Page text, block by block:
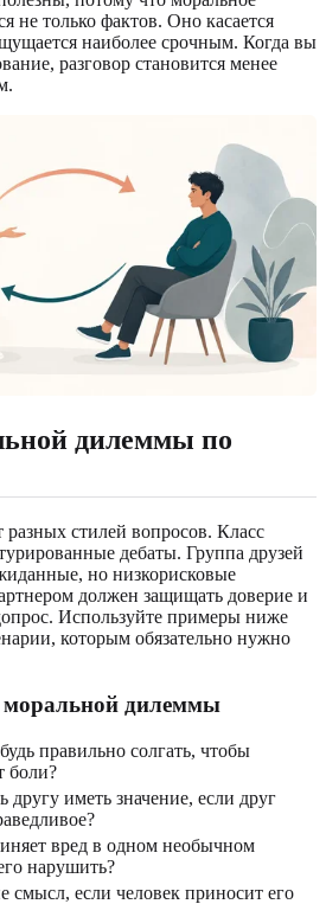
не только фактов. Оно касается
наиболее срочным. Когда вы
разговор становится менее
дилеммы по
разных стилей вопросов. Класс
дебаты. Группа друзей
но низкорисковые
должен защищать доверие и
Используйте примеры ниже
которым обязательно нужно
моральной дилеммы
правильно солгать, чтобы
боли?
другу иметь значение, если друг
вред в одном необычном
нарушить?
смысл, если человек приносит его